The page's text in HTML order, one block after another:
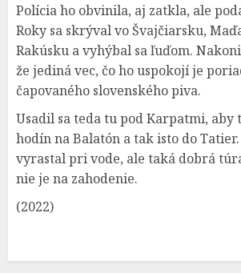
Polícia ho obvinila, aj zatkla, ale
Roky sa skrýval vo Švajčiarsku,
Rakúsku a vyhýbal sa ľuďom.
že jediná vec, čo ho uspokojí je
čapovaného slovenského piva.
Usadil sa teda tu pod Karpatmi, aby
hodín na Balatón a tak isto do
vyrastal pri vode, ale taká dobrá
nie je na zahodenie.
(2022)